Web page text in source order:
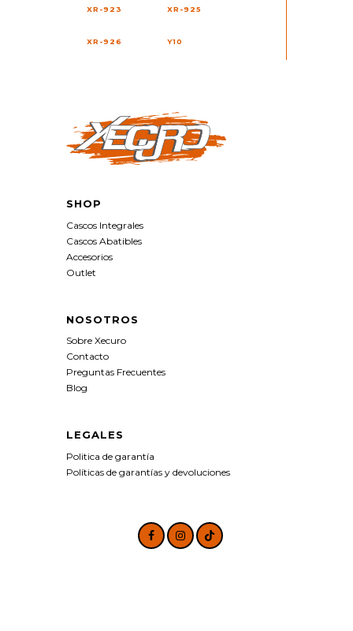
XR-923 XR-925
XR-926 Y10
SHOP
Cascos Integrales
Cascos Abatibles
Accesorios
Outlet
NOSOTROS
Sobre Xecuro
Contacto
Preguntas Frecuentes
Blog
LEGALES
Politica de garantía
Políticas de garantías y devoluciones